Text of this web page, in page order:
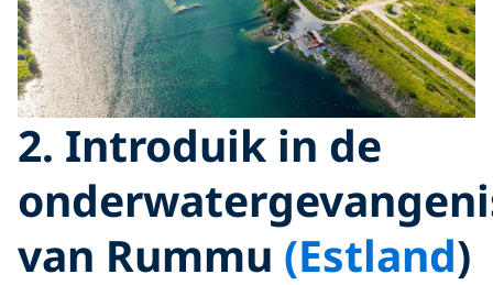
2. Introduik in de
van Rummu (Estland)